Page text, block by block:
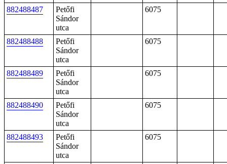
882488487
Petőfi
Sándor
utca
6075
882488488
Petőfi
Sándor
utca
6075
882488489
Petőfi
Sándor
utca
6075
882488490
Petőfi
Sándor
utca
6075
882488493
Petőfi
Sándor
utca
6075